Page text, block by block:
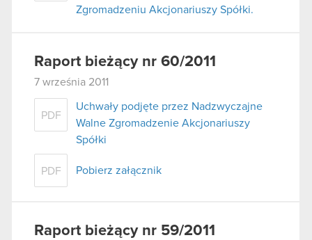
Zgromadzeniu Akcjonariuszy Spółki.
Raport bieżący nr 60/2011
7 września 2011
PDF
Uchwały podjęte przez Nadzwyczajne
Walne Zgromadzenie Akcjonariuszy
Spółki
PDF Pobierz załącznik
Raport bieżący nr 59/2011